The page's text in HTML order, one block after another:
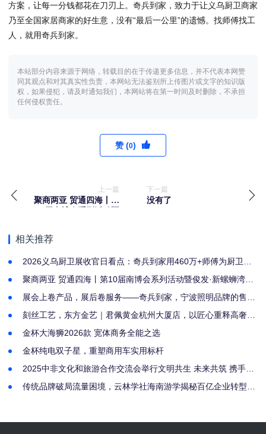
方案，让每一分钱都花在刀刃上。奇兵到家，致力于让义乌厨卫商家
乃至全国家居商家的好生意，没有“最后一公里”的遗憾。找师傅找工
人，就用奇兵到家。
本站部分内容来源于网络，转载目的在于传递更多信息，并不代表本网赞
同其观点和对其真实性负责，本网站无法鉴别所上传图片或文字的知识版
权，如果侵犯，请及时通知我们，本网站将在第一时间及时删除，不承担
任何侵权责任。
赞 (0)
上一篇
聚商两亚 贸通四海丨第
下一篇
没有了
相关推荐
2026义乌厨卫展收官日看点：奇兵到家用460万+师傅为厨卫商
聚商两亚 贸通四海丨第10届南博会系列活动暨俊发·新螺蛳湾第
展会上卷产品，展后卷服务——奇兵到家，宁波照明品牌的售后
刻丝工艺，东方金艺｜君佩黄金杭州大厦店，以匠心重释高奢黄
金杯大海狮2026款 宽体商务全能之选
金杯纯电双子星，重塑商用车实用标杆
2025中非文化和旅游合作交流会举行文明共生 未来共筑 携手推
传统品牌破局流量困境，云林学社海南游学揭秘百亿企业转型之